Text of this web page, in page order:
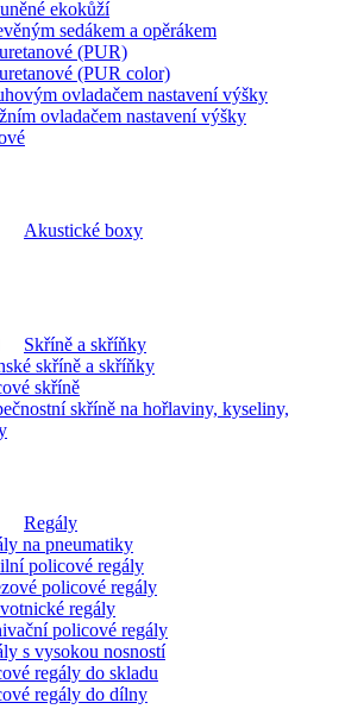
ekokůží
sedákem a opěrákem
(PUR)
(PUR color)
ovladačem nastavení výšky
ovladačem nastavení výšky
Akustické boxy
Skříně a skříňky
skříně a skříňky
skříně
skříně na hořlaviny, kyseliny,
Regály
na pneumatiky
policové regály
policové regály
regály
policové regály
s vysokou nosností
regály do skladu
regály do dílny